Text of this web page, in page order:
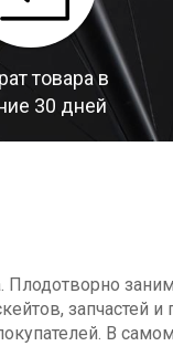
товара в
30 дней
Плодотворно
запчастей и
В